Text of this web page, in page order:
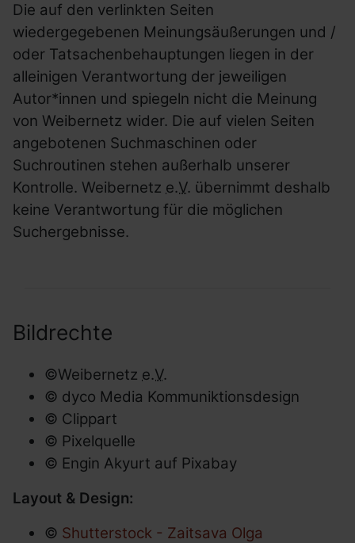
Die auf den verlinkten Seiten
wiedergegebenen Meinungsäußerungen und /
oder Tatsachenbehauptungen liegen in der
alleinigen Verantwortung der jeweiligen
Autor*innen und spiegeln nicht die Meinung
von Weibernetz wider. Die auf vielen Seiten
angebotenen Suchmaschinen oder
Suchroutinen stehen außerhalb unserer
Kontrolle. Weibernetz e.V. übernimmt deshalb
keine Verantwortung für die möglichen
Suchergebnisse.
Bildrechte
©Weibernetz e.V.
© dyco Media Kommuniktionsdesign
© Clippart
© Pixelquelle
© Engin Akyurt auf Pixabay
Layout & Design:
© Shutterstock - Zaitsava Olga